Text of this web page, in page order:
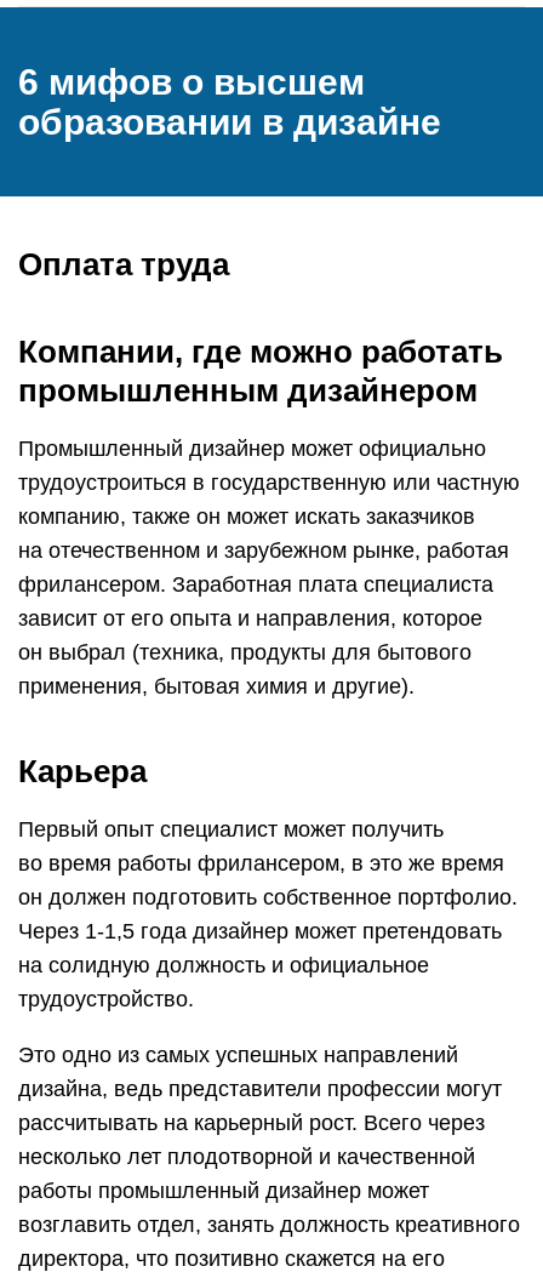
6 мифов о высшем
образовании в дизайне
Оплата труда
Компании, где можно работать
промышленным дизайнером
Промышленный дизайнер может официально
трудоустроиться в государственную или частную
компанию, также он может искать заказчиков
на отечественном и зарубежном рынке, работая
фрилансером. Заработная плата специалиста
зависит от его опыта и направления, которое
он выбрал (техника, продукты для бытового
применения, бытовая химия и другие).
Карьера
Первый опыт специалист может получить
во время работы фрилансером, в это же время
он должен подготовить собственное портфолио.
Через 1-1,5 года дизайнер может претендовать
на солидную должность и официальное
трудоустройство.
Это одно из самых успешных направлений
дизайна, ведь представители профессии могут
рассчитывать на карьерный рост. Всего через
несколько лет плодотворной и качественной
работы промышленный дизайнер может
возглавить отдел, занять должность креативного
директора, что позитивно скажется на его